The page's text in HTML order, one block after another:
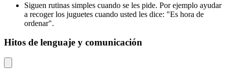
Siguen rutinas simples cuando se les pide. Por ejemplo ayudar
a recoger los juguetes cuando usted les dice: "Es hora de
ordenar".
Hitos de lenguaje y comunicación